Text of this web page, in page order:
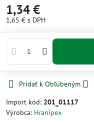
1,34 €
1,65 € s DPH
Pridať k Obľúbeným
Import kód: 201_01117
Výrobca: Hranipex